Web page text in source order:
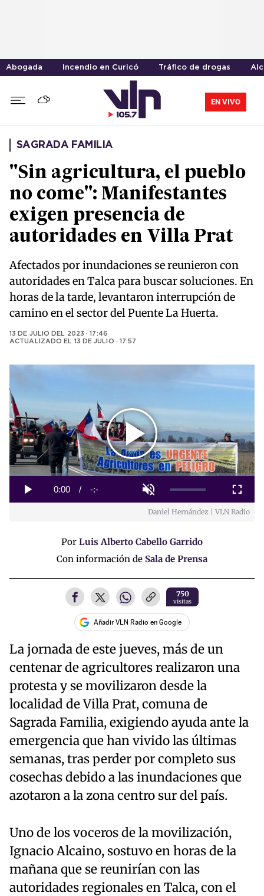
Abogada Incendio en Curicó Tráfico de drogas
EN VIVO
SAGRADA FAMILIA
"Sin agricultura, el pueblo
no come": Manifestantes
exigen presencia de
autoridades en Villa Prat
Afectados por inundaciones se reunieron con
autoridades en Talca para buscar soluciones. En
horas de la tarde, levantaron interrupción de
camino en el sector del Puente La Huerta.
13 DE JULIO DEL 2023 · 17:46
ACTUALIZADO EL 13 DE JULIO · 17:57
Play
Video
Play Unmute
Current
0:00 / Duration
-:-
Loaded:
Fullscreen
Daniel Hernández | VLN Radio
Por Luis Alberto Cabello Garrido
Con información de Sala de Prensa
750
visitas
Añadir VLN Radio en Google
La jornada de este jueves, más de un
centenar de agricultores realizaron una
protesta y se movilizaron desde la
localidad de Villa Prat, comuna de
Sagrada Familia, exigiendo ayuda ante la
emergencia que han vivido las últimas
semanas, tras perder por completo sus
cosechas debido a las inundaciones que
azotaron a la zona centro sur del país.
Uno de los voceros de la movilización,
Ignacio Alcaino, sostuvo en horas de la
mañana que se reunirían con las
autoridades regionales en Talca, con el